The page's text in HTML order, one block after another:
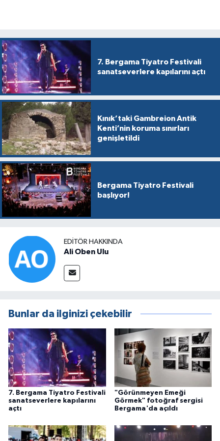
7. Bergama Tiyatro Festivali
sanatseverlere kapılarını açtı
Kınık’taki Gambreion Antik
Kenti’nin koruma sınırları
genişletildi
Bergama Tiyatro Festivali
başlıyor!
EDITÖR HAKKINDA
Ali Oben Ulu
Bunlar da ilginizi çekebilir
7. Bergama Tiyatro Festivali
sanatseverlere kapılarını
açtı
"Görünmeyen Emeği
Görmek" fotoğraf sergisi
Bergama'da açıldı